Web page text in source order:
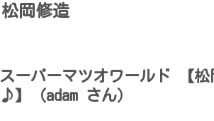
松岡修造
スーパーマツオワールド 【
♪】（adam さん）